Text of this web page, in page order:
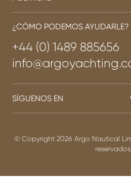
¿CÓMO PODEMOS AYUDARLE?
+44 (0) 1489 885656
SÍGUENOS EN
© Copyright 2026 Argo Nautical
reservados.